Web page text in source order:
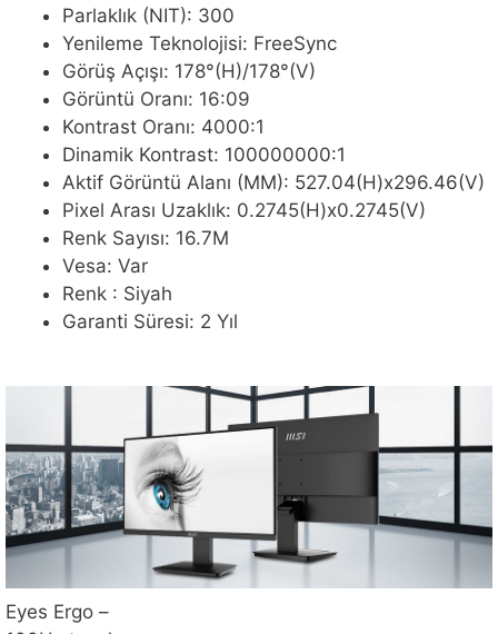
Parlaklık (NIT): 300
Yenileme Teknolojisi: FreeSync
Görüş Açışı: 178°(H)/178°(V)
Görüntü Oranı: 16:09
Kontrast Oranı: 4000:1
Dinamik Kontrast: 100000000:1
Aktif Görüntü Alanı (MM): 527.04(H)x296.46(V)
Pixel Arası Uzaklık: 0.2745(H)x0.2745(V)
Renk Sayısı: 16.7M
Vesa: Var
Renk : Siyah
Garanti Süresi: 2 Yıl
Eyes Ergo –